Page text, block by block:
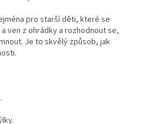
pro starší děti, které se
ven z ohrádky a rozhodnout se,
Je to skvělý způsob, jak